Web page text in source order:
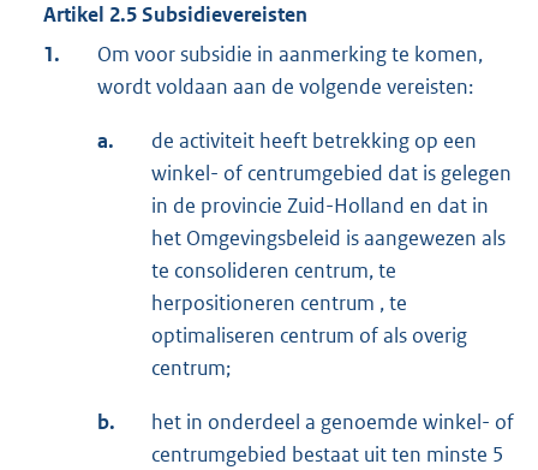
Artikel 2.5 Subsidievereisten
1.
Om voor subsidie in aanmerking te komen,
wordt voldaan aan de volgende vereisten:
a.
de activiteit heeft betrekking op een
winkel- of centrumgebied dat is gelegen
in de provincie Zuid-Holland en dat in
het Omgevingsbeleid is aangewezen als
te consolideren centrum, te
herpositioneren centrum , te
optimaliseren centrum of als overig
centrum;
b.
het in onderdeel a genoemde winkel- of
centrumgebied bestaat uit ten minste 5